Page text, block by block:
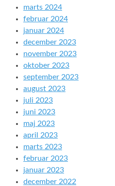
marts 2024
februar 2024
januar 2024
december 2023
november 2023
oktober 2023
september 2023
august 2023
juli 2023
juni 2023
maj 2023
april 2023
marts 2023
februar 2023
januar 2023
december 2022